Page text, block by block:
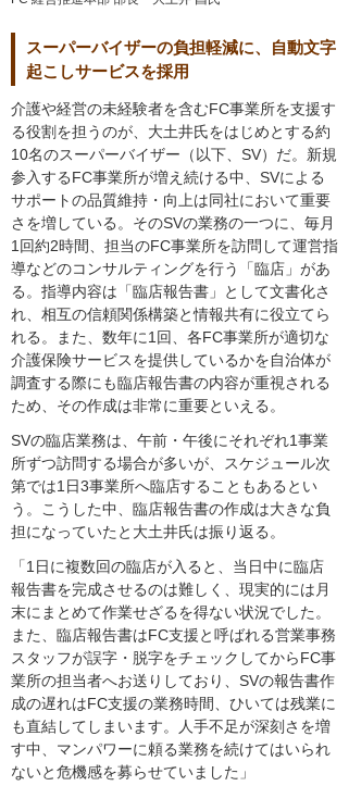
スーパーバイザーの負担軽減に、自動文字
起こしサービスを採用
介護や経営の未経験者を含むFC事業所を支援す
る役割を担うのが、大土井氏をはじめとする約
10名のスーパーバイザー（以下、SV）だ。新規
参入するFC事業所が増え続ける中、SVによる
サポートの品質維持・向上は同社において重要
さを増している。そのSVの業務の一つに、毎月
1回約2時間、担当のFC事業所を訪問して運営指
導などのコンサルティングを行う「臨店」があ
る。指導内容は「臨店報告書」として文書化さ
れ、相互の信頼関係構築と情報共有に役立てら
れる。また、数年に1回、各FC事業所が適切な
介護保険サービスを提供しているかを自治体が
調査する際にも臨店報告書の内容が重視される
ため、その作成は非常に重要といえる。
SVの臨店業務は、午前・午後にそれぞれ1事業
所ずつ訪問する場合が多いが、スケジュール次
第では1日3事業所へ臨店することもあるとい
う。こうした中、臨店報告書の作成は大きな負
担になっていたと大土井氏は振り返る。
「1日に複数回の臨店が入ると、当日中に臨店
報告書を完成させるのは難しく、現実的には月
末にまとめて作業せざるを得ない状況でした。
また、臨店報告書はFC支援と呼ばれる営業事務
スタッフが誤字・脱字をチェックしてからFC事
業所の担当者へお送りしており、SVの報告書作
成の遅れはFC支援の業務時間、ひいては残業に
も直結してしまいます。人手不足が深刻さを増
す中、マンパワーに頼る業務を続けてはいられ
ないと危機感を募らせていました」